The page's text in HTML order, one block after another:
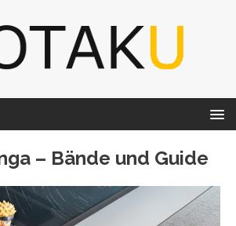
– Bände und Guide